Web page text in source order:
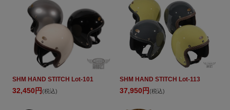
SHM HAND STITCH Lot-101
32,450円(税込)
SHM HAND STITCH Lot-113
37,950円(税込)